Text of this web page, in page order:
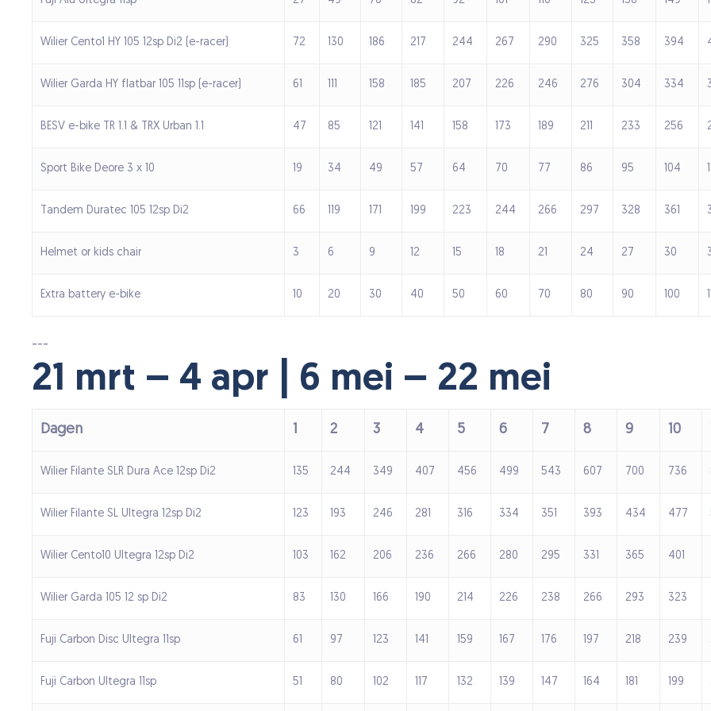
Wilier Cento1 HY 105 12sp Di2 (e-racer) 72 130 186 217 244 267 290 325 358 394
Wilier Garda HY flatbar 105 11sp (e-racer) 61 158 185 207 226 246 276 304 334
BESV e-bike TR 1.1 & TRX Urban 1.1 47 85 121 141 158 173 189 211 233 256
Sport Bike Deore 3 x 10 19 34 49 57 64 70 77 86 95 104
Tandem Duratec 105 12sp Di2 66 119 171 199 223 244 266 297 328 361
Helmet or kids chair 3 6 9 12 15 18 21 24 27 30
Extra battery e-bike 10 20 30 40 50 60 70 80 90 100
---
21 mrt – 4 apr | 6 mei – 22 mei
Dagen 1 2 3 4 5 6 7 8 9 10
Wilier Filante SLR Dura Ace 12sp Di2 135 244 349 407 456 499 543 607 700 736
Wilier Filante SL Ultegra 12sp Di2 123 193 246 281 316 334 351 393 434 477
Wilier Cento10 Ultegra 12sp Di2 103 162 206 236 266 280 295 331 365 401
Wilier Garda 105 12 sp Di2 83 130 166 190 214 226 238 266 293 323
Fuji Carbon Disc Ultegra 11sp 61 97 123 141 159 167 176 197 218 239
Fuji Carbon Ultegra 11sp 51 80 102 117 132 139 147 164 181 199